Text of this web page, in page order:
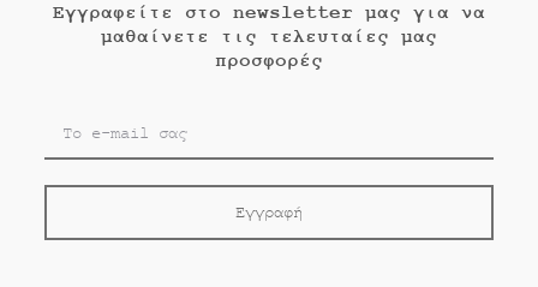
Εγγραφείτε στο newsletter μας για να
μαθαίνετε τις τελευταίες μας
προσφορές